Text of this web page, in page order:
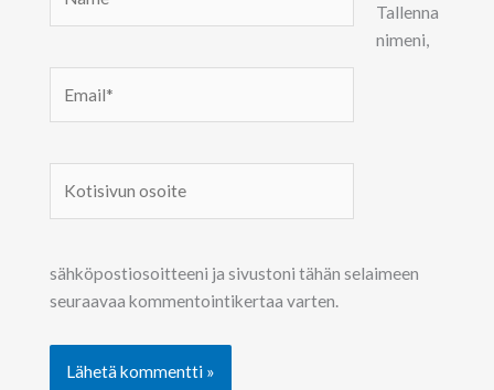
osoite
Tallenna
nimeni,
sähköpostiosoitteeni ja sivustoni tähän selaimeen
seuraavaa kommentointikertaa varten.